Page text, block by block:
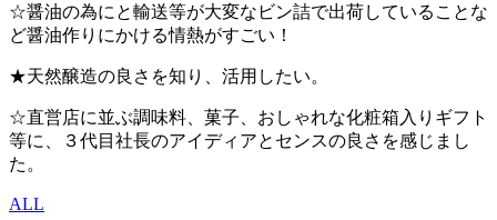
☆醤油の為にと輸送等が大変なビン詰で出荷していることな
ど醤油作りにかける情熱がすごい！
★天然醸造の良さを知り、活用したい。
☆直営店に並ぶ調味料、菓子、おしゃれな化粧箱入りギフト
等に、３代目社長のアイディアとセンスの良さを感じまし
た。
ALL